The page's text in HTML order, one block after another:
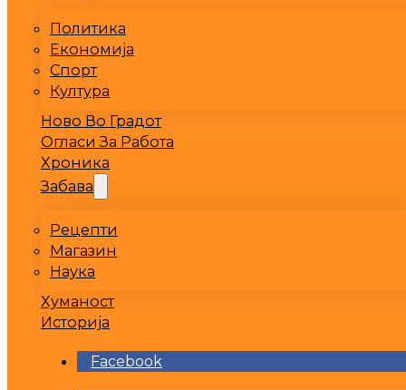
Политика
Економија
Спорт
Култура
Ново Во Градот
Огласи За Работа
Хроника
Забава
Рецепти
Магазин
Наука
Хуманост
Историја
Facebook